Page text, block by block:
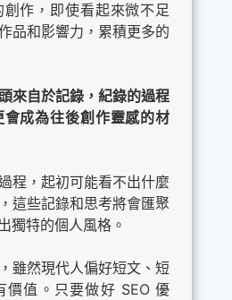
作，即使看起來微不足
品和影響力，累積更多的
來自於記錄，紀錄的過程
成為往後創作靈感的材
程，起初可能看不出什麼
這些記錄和思考將會匯聚
獨特的個人風格。
雖然現代人偏好短文、短
價值。只要做好 SEO 優